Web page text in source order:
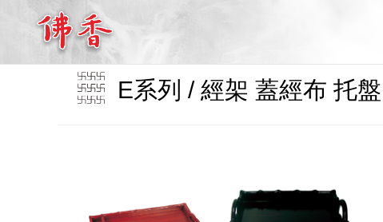
E系列 / 經架 蓋經布 托盤